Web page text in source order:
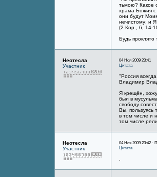
тьмою? Какое
храма Божия с
они будут
нечистому; и
(2 Кор., 6, 14-
Будь
Неотесла
Участник
04 Ноя 2009 23:41
Цитата
"Россия
Владимир
Я крещён,
был в
свободу
Вы, пользуясь
в том числе и
том числе
Неотесла
Участник
04 Ноя 2009 23:42 ·
Цитата